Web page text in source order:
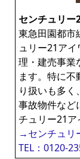
センチュリー
東急田園都市
ュリー21ア
理・建売事業
ます。特に
り扱いも多く
事故物件など
チュリー21ア
→センチュリ
TEL：0120-